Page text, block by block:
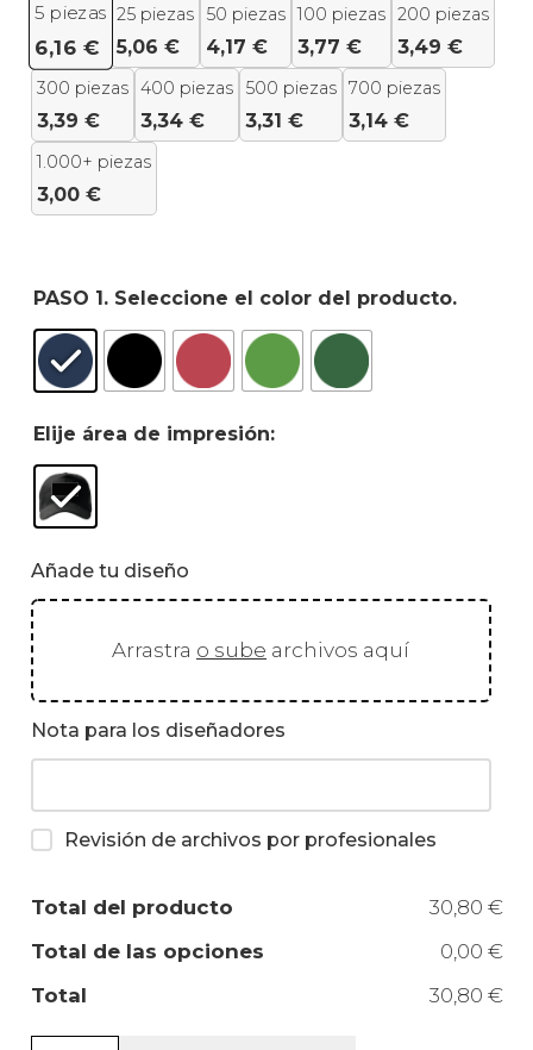
5 piezas
6,16 €
25 piezas
5,06 €
50 piezas
4,17 €
100 piezas
3,77 €
200 piezas
3,49 €
300 piezas
3,39 €
400 piezas
3,34 €
500 piezas
3,31 €
700 piezas
3,14 €
1.000+ piezas
3,00 €
PASO 1. Seleccione el color del producto.
Elije área de impresión:
Añade tu diseño
Arrastra o sube archivos aquí
Nota para los diseñadores
Revisión de archivos por profesionales
Total del producto
30,80 €
Total de las opciones
0,00 €
Total
30,80 €